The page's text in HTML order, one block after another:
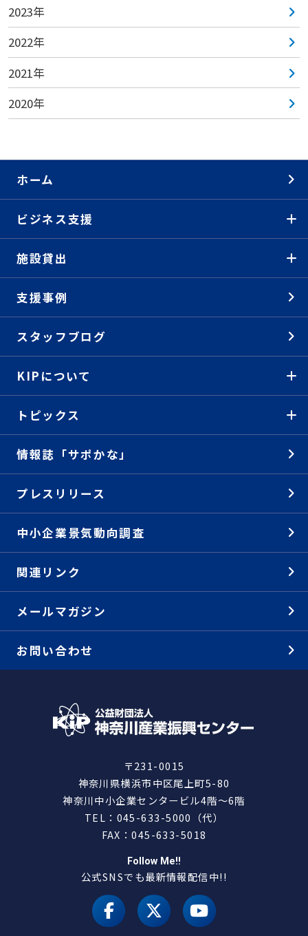
2023年
2022年
2021年
2020年
ホーム
ビジネス支援
施設貸出
支援事例
スタッフブログ
KIPについて
トピックス
情報誌「サポかな」
プレスリリース
中小企業景気動向調査
関連リンク
メールマガジン
お問い合わせ
〒231-0015
神奈川県横浜市中区尾上町5-80
神奈川中小企業センタービル4階～6階
TEL：045-633-5000（代）
FAX：045-633-5018
Follow Me!!
公式SNSでも最新情報配信中!!
facebookX（旧 twitter）
youtube